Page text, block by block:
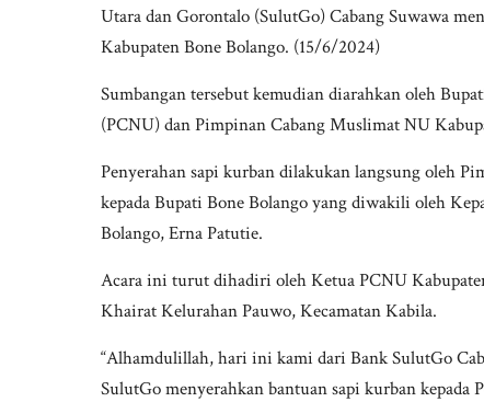
Utara dan Gorontalo (SulutGo) Cabang Suwawa
Kabupaten Bone Bolango. (15/6/2024)
Sumbangan tersebut kemudian diarahkan oleh
(PCNU) dan Pimpinan Cabang Muslimat NU
Penyerahan sapi kurban dilakukan langsung oleh
kepada Bupati Bone Bolango yang diwakili oleh
Bolango, Erna Patutie.
Acara ini turut dihadiri oleh Ketua PCNU
Khairat Kelurahan Pauwo, Kecamatan Kabila.
“Alhamdulillah, hari ini kami dari Bank SulutGo
SulutGo menyerahkan bantuan sapi kurban kepada